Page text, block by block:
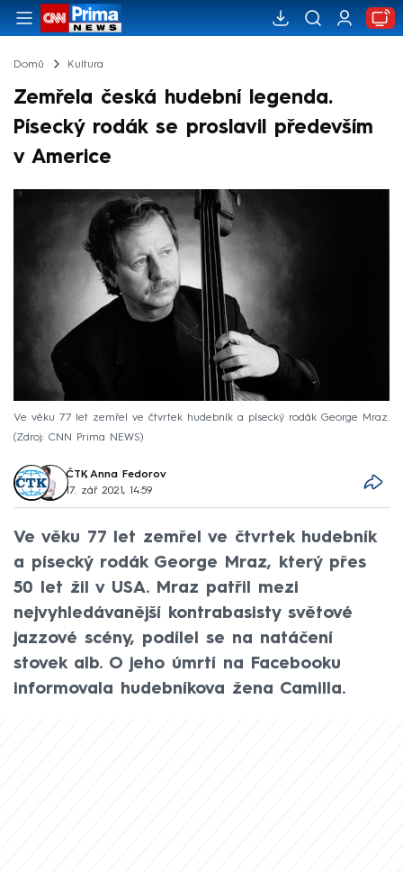
Domů Kultura
Zemřela česká hudební legenda.
Písecký rodák se proslavil především
v Americe
Ve věku 77 let zemřel ve čtvrtek hudebník a písecký rodák George Mraz.
Zdroj: CNN Prima NEWS
ČTK, Anna Fedorov
17. zář 2021, 14:59
Ve věku 77 let zemřel ve čtvrtek hudebník
a písecký rodák George Mraz, který přes
50 let žil v USA. Mraz patřil mezi
nejvyhledávanější kontrabasisty světové
jazzové scény, podílel se na natáčení
stovek alb. O jeho úmrtí na Facebooku
informovala hudebníkova žena Camilla.